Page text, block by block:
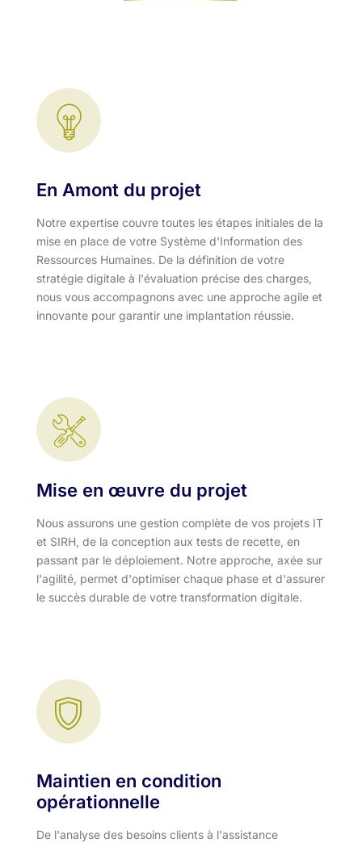
En Amont du projet
Notre expertise couvre toutes les étapes initiales de la
mise en place de votre Système d'Information des
Ressources Humaines. De la définition de votre
stratégie digitale à l'évaluation précise des charges,
nous vous accompagnons avec une approche agile et
innovante pour garantir une implantation réussie.
Mise en œuvre du projet
Nous assurons une gestion complète de vos projets IT
et SIRH, de la conception aux tests de recette, en
passant par le déploiement. Notre approche, axée sur
l'agilité, permet d'optimiser chaque phase et d'assurer
le succès durable de votre transformation digitale.
Maintien en condition
opérationnelle
De l'analyse des besoins clients à l'assistance